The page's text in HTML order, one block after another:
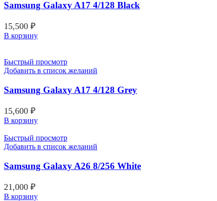
Samsung Galaxy A17 4/128 Black
15,500 ₽
В корзину
Быстрый просмотр
Добавить в список желаний
Samsung Galaxy A17 4/128 Grey
15,600 ₽
В корзину
Быстрый просмотр
Добавить в список желаний
Samsung Galaxy A26 8/256 White
21,000 ₽
В корзину